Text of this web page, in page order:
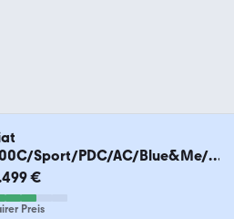
Sport/PDC/AC/Blue&Me/A
Alu/1.Hand/Berg/
€
Preis